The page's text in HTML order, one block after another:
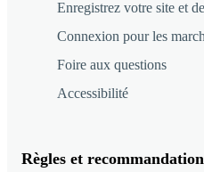
Enregistrez votre site et
Connexion pour les
Foire aux questions
Accessibilité
Règles et